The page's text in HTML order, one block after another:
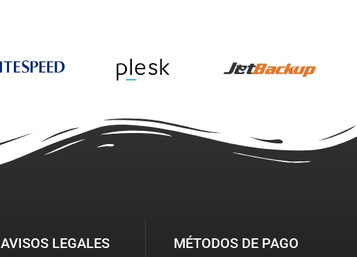
AVISOS LEGALES MÉTODOS DE PAGO